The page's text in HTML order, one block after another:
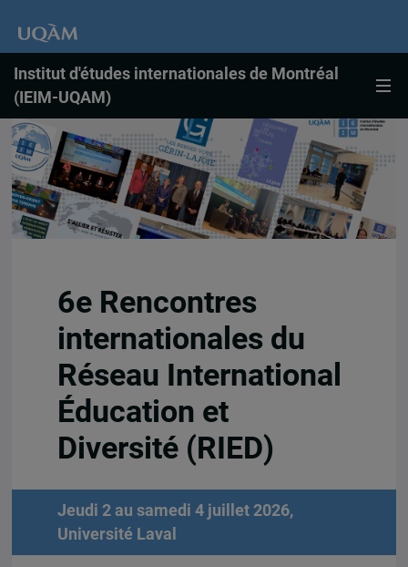
Institut d'études internationales de Montréal
(IEIM-UQAM)
6e Rencontres
internationales du
Réseau International
Éducation et
Diversité (RIED)
Jeudi 2 au samedi 4 juillet 2026,
Université Laval